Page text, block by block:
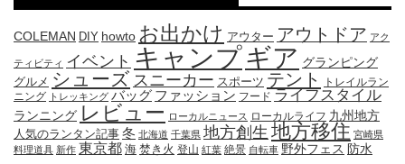
COLEMAN DIY howto お出かけ アウター アウトドア アク
ティビティ イベント キャンプギア グランピング
グルメ シューズ スニーカー スポーツ テント
トレイルラン
ニング
トレッキング バッグ ファッション フード ライフスタイル
ランニング レビュー ローカルニュース ローカルライフ 九州地方
人気のランタン記事 冬 北海道 千葉県 地方創生 地方移住 宮崎県
料理道具 新作 東京都 海 焚き火 登山 紅葉 絶景 自転車 野外フェス 防水